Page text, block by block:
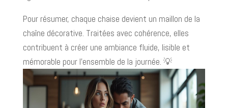
Pour résumer, chaque chaise devient un maillon de la
chaîne décorative. Traitées avec cohérence, elles
contribuent à créer une ambiance fluide, lisible et
mémorable pour l’ensemble de la journée. 💡